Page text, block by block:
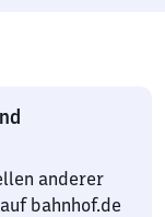
anderer
bahnhof.de